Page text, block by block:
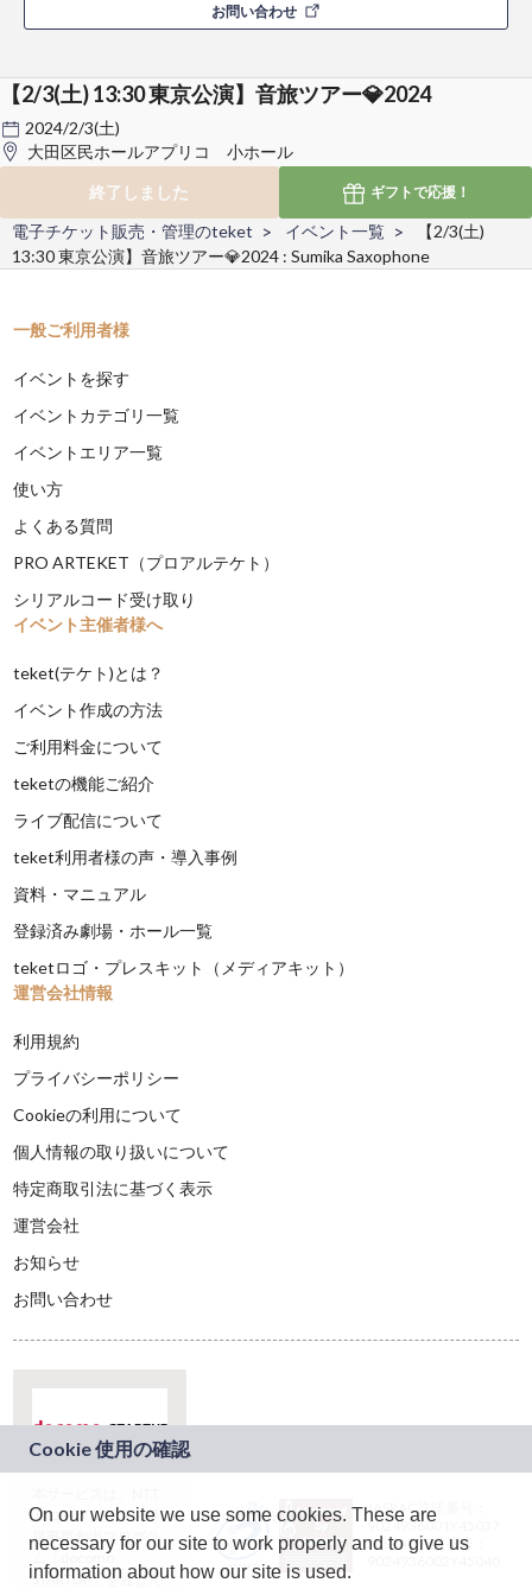
お問い合わせ
【2/3(土) 13:30 東京公演】音旅ツアー💎2024
2024/2/3(土)
大田区民ホールアプリコ 小ホール
終了しました
ギフトで応援！
電子チケット販売・管理のteket イベント一覧
【2/3(土)
13:30 東京公演】音旅ツアー💎2024 : Sumika Saxophone
一般ご利用者様
イベントを探す
イベントカテゴリ一覧
イベントエリア一覧
使い方
よくある質問
PRO ARTEKET（プロアルテケト）
シリアルコード受け取り
イベント主催者様へ
teket(テケト)とは？
イベント作成の方法
ご利用料金について
teketの機能ご紹介
ライブ配信について
teket利用者様の声・導入事例
資料・マニュアル
登録済み劇場・ホール一覧
teketロゴ・プレスキット（メディアキット）
運営会社情報
利用規約
プライバシーポリシー
Cookieの利用について
個人情報の取り扱いについて
特定商取引法に基づく表示
運営会社
お知らせ
お問い合わせ
ドコモグループの新
規事業創出プログラ
ム「docomo
STARTUP」を通じて
JASRAC許諾番号：
9024936001Y45037
JASRAC許諾番号：
On our website we use some cookies. These are
necessary for our site to work properly and to give us
information about how our site is used.